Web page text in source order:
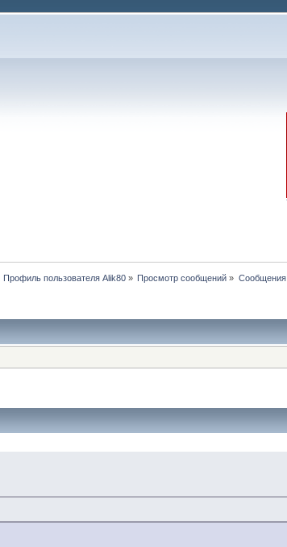
Профиль пользователя Alik80 » Просмотр сообщений » Сообщения